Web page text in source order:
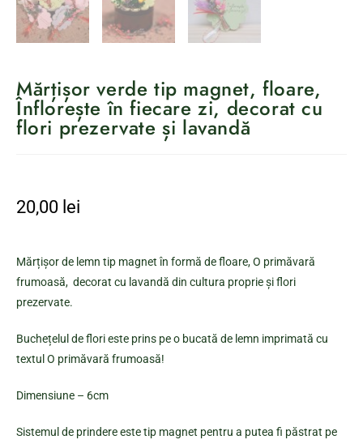
Mărțișor verde tip magnet, floare,
Înflorește în fiecare zi, decorat cu
flori prezervate și lavandă
20,00 lei
Mărțișor de lemn tip magnet în formă de floare, O primăvară
frumoasă, decorat cu lavandă din cultura proprie și flori
prezervate.
Buchețelul de flori este prins pe o bucată de lemn imprimată cu
textul O primăvară frumoasă!
Dimensiune – 6cm
Sistemul de prindere este tip magnet pentru a putea fi păstrat pe